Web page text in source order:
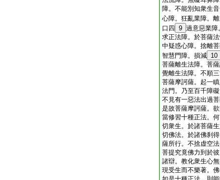
障。不能別知衆生
心障。狂亂業障。
口四 9 過意惡業障
求正法障。於菩薩
中疑惑心障。捨離
智慧門障。損減 10
菩薩離生法障。菩
覺離生法障。不順
菩薩摩訶薩。起一
法門。乃至百千障
不見有一惡法出過
是故菩薩摩訶薩。
當修習十種正法。
切衆生。於諸菩薩
切佛法。於諸佛刹
薩所行。不捨虚空
菩提究竟佛力到於
諸辯。教化衆生心
現受生而不樂著。